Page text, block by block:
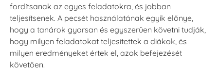
fordítsanak az egyes feladatokra, és jobban
teljesítsenek. A pecsét használatának egyik előnye,
hogy a tanárok gyorsan és egyszerűen követni tudják,
hogy milyen feladatokat teljesítettek a diákok, és
milyen eredményeket értek el, azok befejezését
követően.